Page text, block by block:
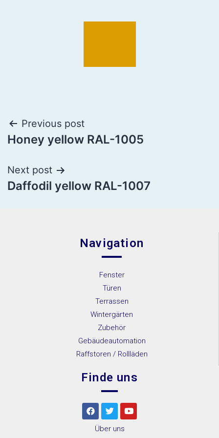
Previous post
Honey yellow RAL-1005
Next post
Daffodil yellow RAL-1007
Navigation
Fenster
Türen
Terrassen
Wintergärten
Zubehör
Gebäudeautomation
Raffstoren / Rollläden
Finde uns
Über uns